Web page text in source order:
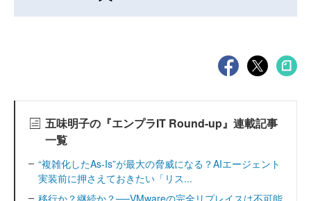
五味明子の『エンプラIT Round-up』連載記事
一覧
“複雑化したAs-Is”が最大の脅威になる？AIエージェント
実装前に押さえておきたい「リス...
移行か？継続か？──VMwareの完全リプレイスは不可能